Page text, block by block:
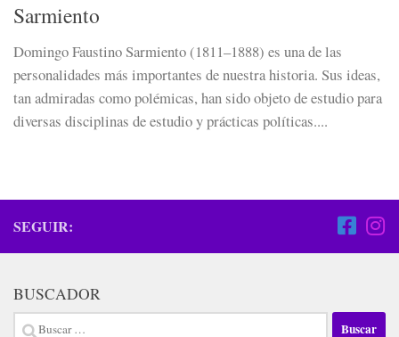
Sarmiento
Domingo Faustino Sarmiento (1811–1888) es una de las
personalidades más importantes de nuestra historia. Sus ideas,
tan admiradas como polémicas, han sido objeto de estudio para
diversas disciplinas de estudio y prácticas políticas....
SEGUIR:
BUSCADOR
Buscar: